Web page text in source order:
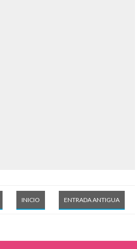
ENTRADA ANTIGUA
INICIO